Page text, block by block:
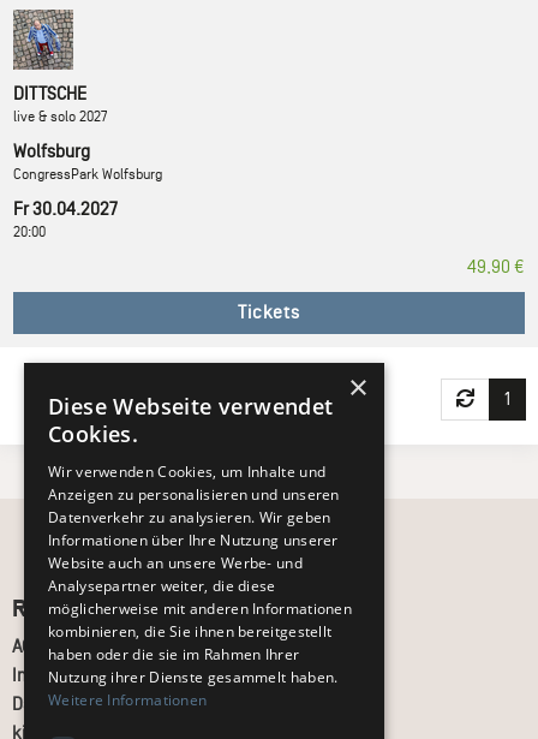
DITTSCHE
live & solo 2027
Wolfsburg
CongressPark Wolfsburg
Fr 30.04.2027
20:00
49,90 €
Tickets
1
Recht und Ordnung
AGB
Impressum
Datenschutz
kj.de
×
Diese Webseite verwendet
Cookies.
Wir verwenden Cookies, um Inhalte und
Anzeigen zu personalisieren und unseren
Datenverkehr zu analysieren. Wir geben
Informationen über Ihre Nutzung unserer
Website auch an unsere Werbe- und
Analysepartner weiter, die diese
möglicherweise mit anderen Informationen
kombinieren, die Sie ihnen bereitgestellt
haben oder die sie im Rahmen Ihrer
Nutzung ihrer Dienste gesammelt haben.
Weitere Informationen